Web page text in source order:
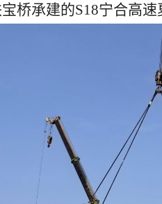
桥承建的S18宁合高